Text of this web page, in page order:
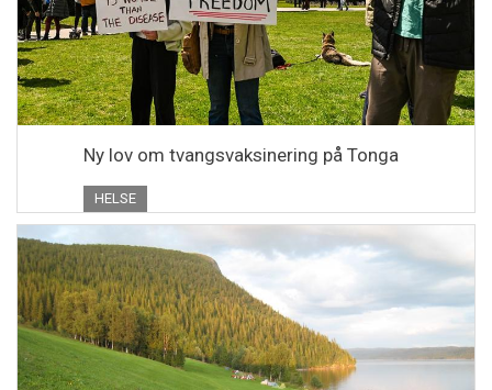
Ny lov om tvangsvaksinering på Tonga
HELSE